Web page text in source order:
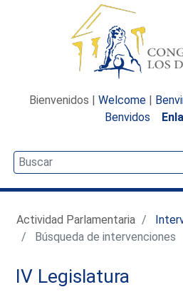
Bienvenidos | Welcome |
Benvidos
Actividad Parlamentaria
Búsqueda de intervenciones
IV Legislatura